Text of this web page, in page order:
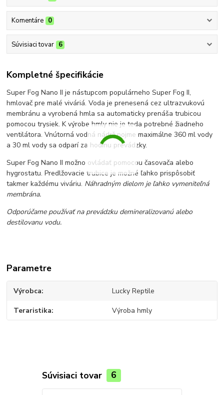
Komentáre 0
Súvisiaci tovar 6
Kompletné špecifikácie
Super Fog Nano II je nástupcom populárneho Super Fog II,
hmlovač pre malé viváriá. Voda je prenesená cez ultrazvukovú
membránu a vyrobená hmla sa automaticky prenáša trubicou
pomocou trysiek. K výrobe hmly nie je teda potrebné žiadneho
ventilátora. Vnútorná vodná nádrž pojme maximálne 360 ml vody
a 30 ml vody sa odparí za hodinu prevádzky.
Super Fog Nano II možno ovládať pomocou časovača alebo
hygrostatu. Predlžovacie trubice je možné ľahko prispôsobiť
takmer každému viváriu. Náhradným dielom je ľahko vymeniteľná
membrána.
Odporúčame používať na prevádzku demi­neralizovanú alebo
destilovanu vo­du.
Parametre
Výrobca Lucky Reptile
Teraristika Výroba hmly
Súvisiaci tovar 6